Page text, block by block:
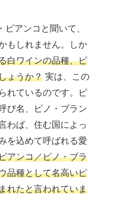
アンコと聞いて、
もしれません。しか
白ワインの品種、ピ
ょうか？ 実は、この
れているのです。ピ
び名、ピノ・ブラン
わば、住む国によっ
を込めて呼ばれる愛
アンコ／ピノ・ブラ
品種として名高いピ
れたと言われていま